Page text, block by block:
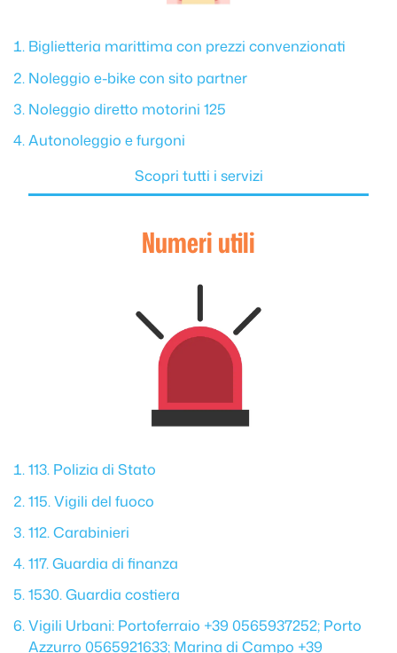
Biglietteria marittima con prezzi convenzionati
Noleggio e-bike con sito partner
Noleggio diretto motorini 125
Autonoleggio e furgoni
Scopri tutti i servizi
Numeri utili
113. Polizia di Stato
115. Vigili del fuoco
112. Carabinieri
117. Guardia di finanza
1530. Guardia costiera
Vigili Urbani: Portoferraio +39 0565937252; Porto
Azzurro 0565921633; Marina di Campo +39